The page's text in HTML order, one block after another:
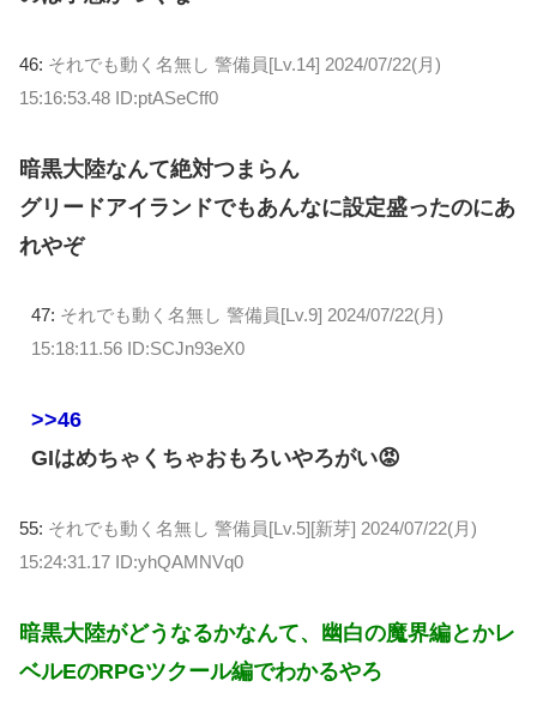
46: それでも動く名無し 警備員[Lv.14] 2024/07/22(月)
15:16:53.48 ID:ptASeCff0
暗黒大陸なんて絶対つまらん
グリードアイランドでもあんなに設定盛ったのにあ
れやぞ
47: それでも動く名無し 警備員[Lv.9] 2024/07/22(月)
15:18:11.56 ID:SCJn93eX0
>>46
GIはめちゃくちゃおもろいやろがい😡
55: それでも動く名無し 警備員[Lv.5][新芽] 2024/07/22(月)
15:24:31.17 ID:yhQAMNVq0
暗黒大陸がどうなるかなんて、幽白の魔界編とかレ
ベルEのRPGツクール編でわかるやろ